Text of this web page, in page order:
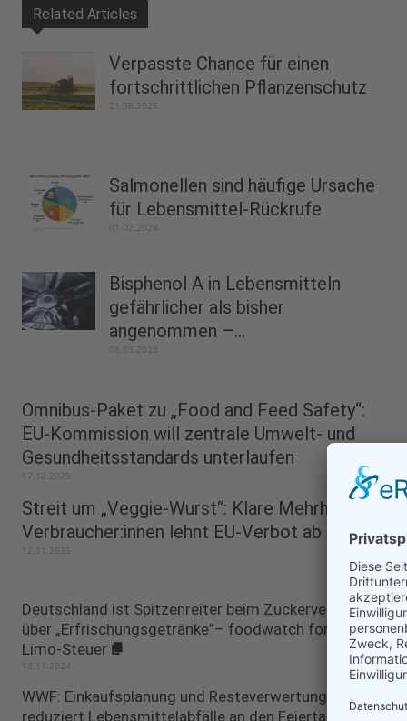
Related Articles
Verpasste Chance für einen
fortschrittlichen Pflanzenschutz
21.08.2025
Salmonellen sind häufige Ursache
für Lebensmittel-Rückrufe
01.02.2024
Bisphenol A in Lebensmitteln
gefährlicher als bisher
angenommen –...
08.05.2023
Omnibus-Paket zu „Food and Feed Safety“:
EU-Kommission will zentrale Umwelt- und
Gesundheitsstandards unterlaufen
17.12.2025
Streit um „Veggie-Wurst“: Klare Mehrheit der
Verbraucher:innen lehnt EU-Verbot ab
12.11.2025
Deutschland ist Spitzenreiter beim Zuckerverbrauch
über „Erfrischungsgetränke”– foodwatch fordert
Limo-Steuer
13.11.2024
WWF: Einkaufsplanung und Resteverwertung
reduziert Lebensmittelabfälle an den Feiertagen